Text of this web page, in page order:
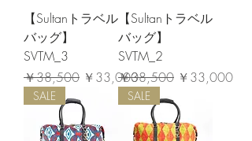
【Sultanトラベル
バッグ】
SVTM_3
通常価格
￥38,500 セール価格
￥33,000
【Sultanトラベル
バッグ】
SVTM_2
通常価格
￥38,500 セール価格
￥33,000
SALE SALE